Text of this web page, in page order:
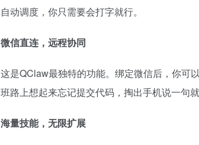
自动调度，你只需要会打字就行。
微信直连，远程协同
这是QClaw最独特的功能。绑定微信后，你可
班路上想起来忘记提交代码，掏出手机说一句就
海量技能，无限扩展